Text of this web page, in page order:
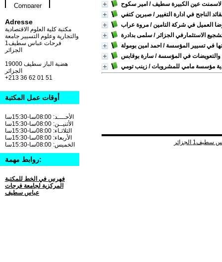
عين الكبيرة سطيف/ امير سكوح
الناجح في ادارة التغيير / صبرين كتفي
العميل في شركة التامين/ مروة عراب
الاستثمارفي الجزائر / سلمى بدادرة
في تسيير المؤسسة / احمد امين بومولة
في المؤسسة / سارة بوقابس
مؤسسة مامي للمشروبات/ زينب تومي
Adresse
مكتبة كلية العلوم الاقتصادية
والتجارية وعلوم التسيير جامعة
فرحات عباس سطيف1
الجزائر
19000 هضبة الباز سطيف
+213 36 62 01 51
أوقات عمل المكتبة
الأحــــد: 08:00سا-15:30سا
الأثنيــن: 08:00سا-15:30سا
الثلاثـاء: 08:00سا-15:30سا
الأربعاء: 08:00سا-15:30سا
الخميس: 08:00سا-15:30سا
روابط مهمة:
فهرس في الخط للمكتبة
المركزية لجامعة فرحات
عباس سطيف